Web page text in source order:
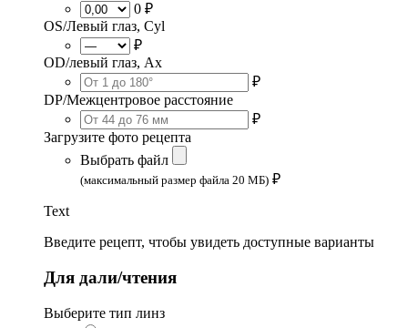
0 ₽
OS/Левый глаз, Cyl
₽
OD/левый глаз, Ax
₽
DP/Межцентровое расстояние
₽
Загрузите фото рецепта
Выбрать файл
(максимальный размер файла 20 МБ) ₽
Text
Введите рецепт, чтобы увидеть доступные варианты
Для дали/чтения
Выберите тип линз